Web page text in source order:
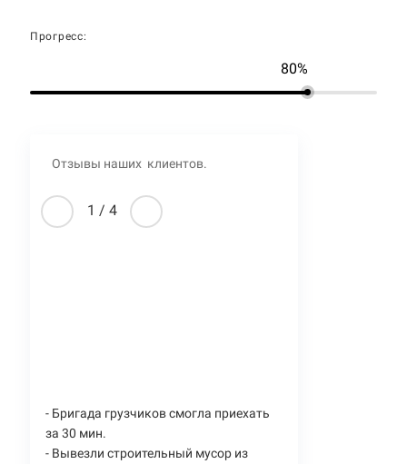
Прогресс:
80%
Отзывы наших клиентов.
1 / 4
- Бригада грузчиков смогла приехать
за 30 мин.
- Вывезли строительный мусор из